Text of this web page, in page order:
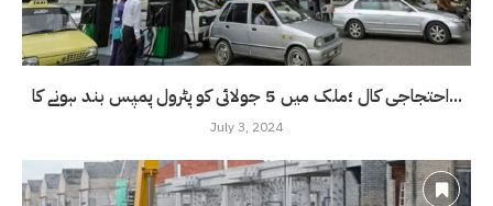
احتجاجی کال ؛ملک میں 5 جولائی کو پٹرول پمپس بند ہونے کا...
July 3, 2024